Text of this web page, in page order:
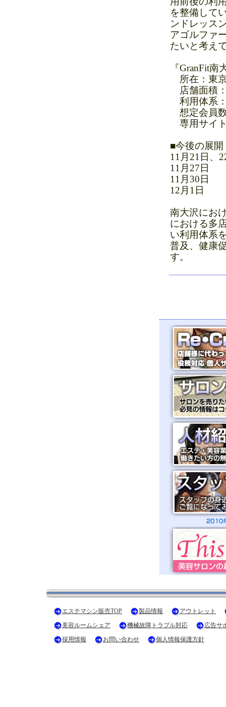
を整備して
ンドレッス
アゴルファ
たいと考え
『GranFit南
所在：東
店舗面積
利用体系
想定会員
専用サイ
■今後の展開
11月21日、
11月27日
11月30日
12月1日
南大沢にお
における多
い利用体系
普及、健康
す。
エステマシン販売TOP 製品情報
アウトレット
美容ルームシェア
機械故障トラブル対応
広告サ
採用情報
お問い合わせ 個人情報保護方針